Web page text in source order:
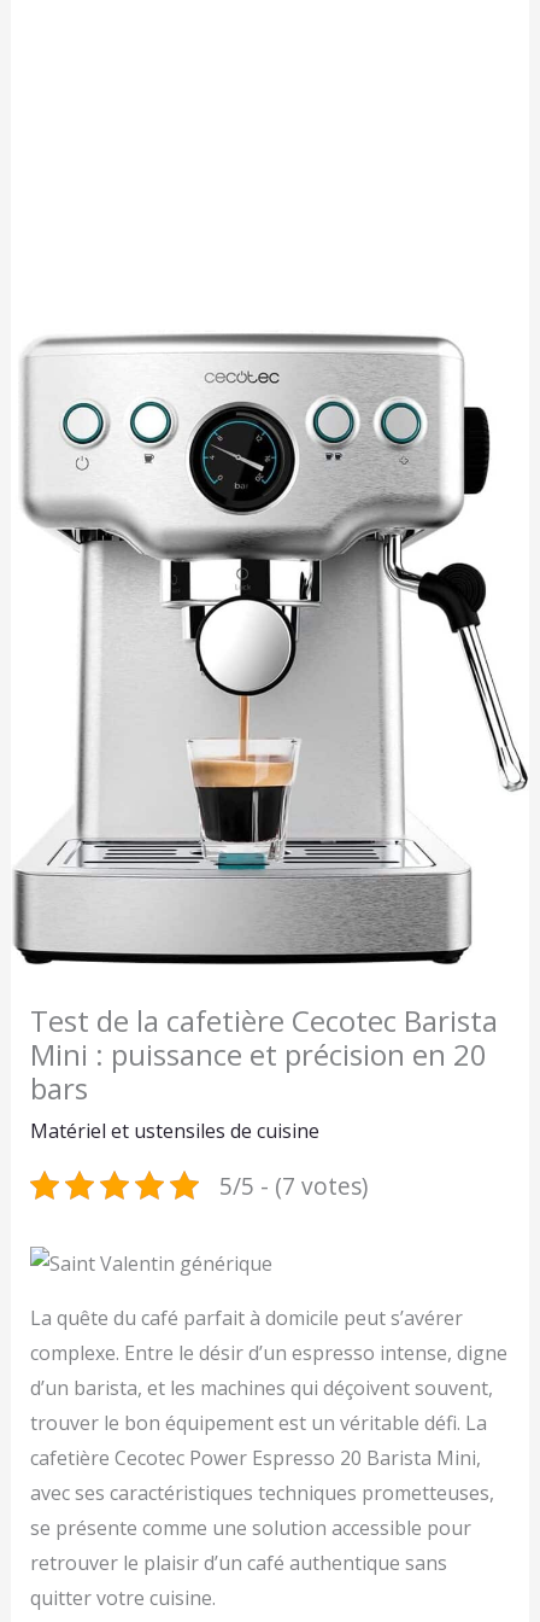
Test de la cafetière Cecotec Barista
Mini : puissance et précision en 20
bars
Matériel et ustensiles de cuisine
5/5 - (7 votes)
La quête du café parfait à domicile peut s’avérer
complexe. Entre le désir d’un espresso intense, digne
d’un barista, et les machines qui déçoivent souvent,
trouver le bon équipement est un véritable défi. La
cafetière Cecotec Power Espresso 20 Barista Mini,
avec ses caractéristiques techniques prometteuses,
se présente comme une solution accessible pour
retrouver le plaisir d’un café authentique sans
quitter votre cuisine.